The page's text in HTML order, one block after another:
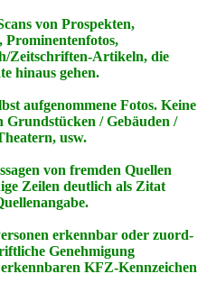
von Prospekten,
Prominentenfotos,
Zeitschriften-Artikeln, die
hinaus gehen.
aufgenommene Fotos. Keine
Grundstücken / Gebäuden /
usw.
von fremden Quellen
Zeilen deutlich als Zitat
erkennbar oder zuord-
Genehmigung
KFZ-Kennzeichen